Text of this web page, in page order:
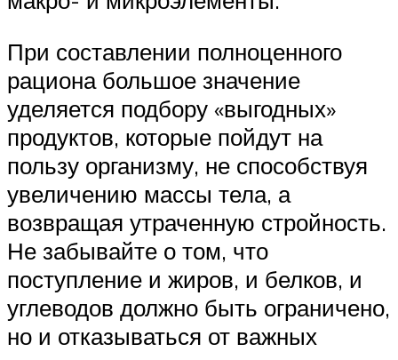
При составлении полноценного
рациона большое значение
уделяется подбору «выгодных»
продуктов, которые пойдут на
пользу организму, не способствуя
увеличению массы тела, а
возвращая утраченную стройность.
Не забывайте о том, что
поступление и жиров, и белков, и
углеводов должно быть ограничено,
но и отказываться от важных